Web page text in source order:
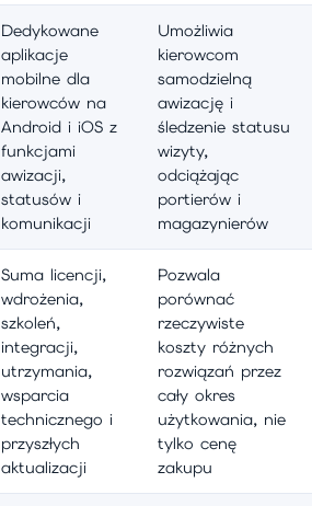
Dedykowane
aplikacje
mobilne dla
kierowców na
Android i iOS z
funkcjami
awizacji,
statusów i
komunikacji
Umożliwia
kierowcom
samodzielną
awizację i
śledzenie statusu
wizyty,
odciążając
portierów i
magazynierów
Suma licencji,
wdrożenia,
szkoleń,
integracji,
utrzymania,
wsparcia
technicznego i
przyszłych
aktualizacji
Pozwala
porównać
rzeczywiste
koszty różnych
rozwiązań przez
cały okres
użytkowania, nie
tylko cenę
zakupu